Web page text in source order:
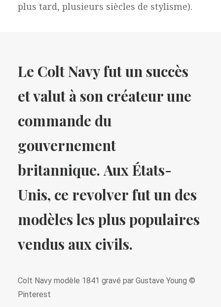
plus tard, plusieurs siècles de stylisme).
Le Colt Navy fut un succès
et valut à son créateur une
commande du
gouvernement
britannique. Aux États-
Unis, ce revolver fut un des
modèles les plus populaires
vendus aux civils.
Colt Navy modèle 1841 gravé par Gustave Young ©
Pinterest